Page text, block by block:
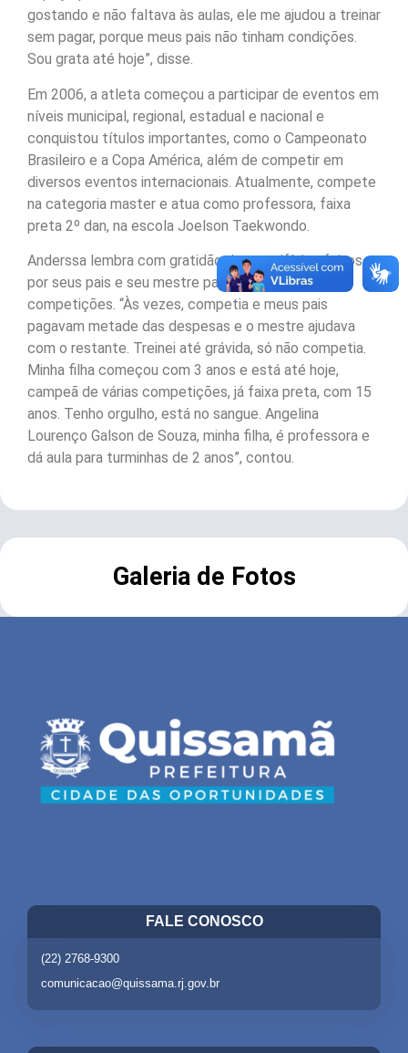
gostando e não faltava às aulas, ele me ajudou a treinar
sem pagar, porque meus pais não tinham condições.
Sou grata até hoje”, disse.
Em 2006, a atleta começou a participar de eventos em
níveis municipal, regional, estadual e nacional e
conquistou títulos importantes, como o Campeonato
Brasileiro e a Copa América, além de competir em
diversos eventos internacionais. Atualmente, compete
na categoria master e atua como professora, faixa
preta 2º dan, na escola Joelson Taekwondo.
Anderssa lembra com gratidão dos sacrifícios feitos
por seus pais e seu mestre para apoiar suas
competições. “Às vezes, competia e meus pais
pagavam metade das despesas e o mestre ajudava
com o restante. Treinei até grávida, só não competia.
Minha filha começou com 3 anos e está até hoje,
campeã de várias competições, já faixa preta, com 15
anos. Tenho orgulho, está no sangue. Angelina
Lourenço Galson de Souza, minha filha, é professora e
dá aula para turminhas de 2 anos”, contou.
Galeria de Fotos
FALE CONOSCO
(22) 2768-9300
comunicacao@quissama.rj.gov.br